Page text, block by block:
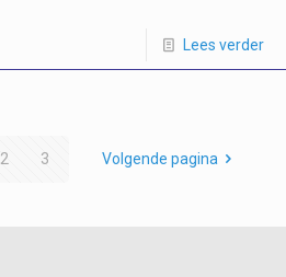
Lees verder
2 3 Volgende pagina